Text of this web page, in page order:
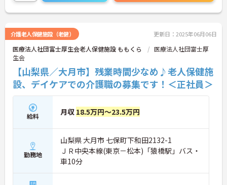
介護老人保健施設（老健） 更新日：2025年06月06日
医療法人社団富士厚生会老人保健施設 ももくら
医療法人社団富士厚
生会
【山梨県／大月市】残業時間少なめ♪老人保健施
設、デイケアでの介護職の募集です！＜正社員＞
給料 月収 18.5万円～23.5万円
勤務地
山梨県 大月市 七保町下和田2132-1
ＪＲ中央本線(東京－松本)「猿橋駅」バス・
車10分